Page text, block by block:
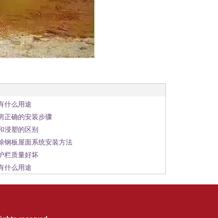
2 3
什么用途
正确的安装步骤
浸塑的区别
钢板屋面系统安装方法
栏质量好坏
什么用途